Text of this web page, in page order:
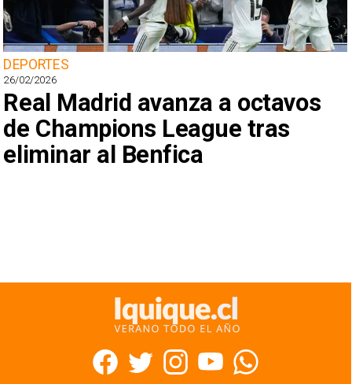
DEPORTES
26/02/2026
Real Madrid avanza a octavos
de Champions League tras
eliminar al Benfica